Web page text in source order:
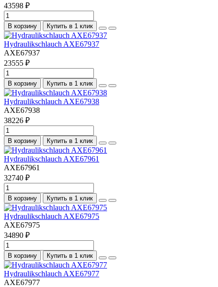
43598 ₽
В корзину Купить в 1 клик
Hydraulikschlauch AXE67937
AXE67937
23555 ₽
В корзину Купить в 1 клик
Hydraulikschlauch AXE67938
AXE67938
38226 ₽
В корзину Купить в 1 клик
Hydraulikschlauch AXE67961
AXE67961
32740 ₽
В корзину Купить в 1 клик
Hydraulikschlauch AXE67975
AXE67975
34890 ₽
В корзину Купить в 1 клик
Hydraulikschlauch AXE67977
AXE67977